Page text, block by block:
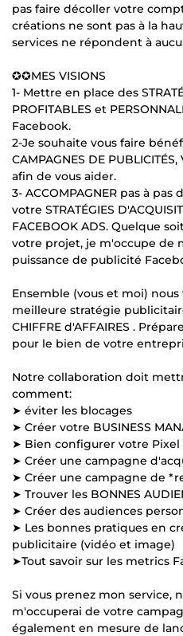
pas faire décoller votre
créations ne sont pas à la
services ne répondent à
✪✪MES VISIONS
1- Mettre en place des
PROFITABLES et
Facebook.
2-Je souhaite vous faire
CAMPAGNES DE
afin de vous aider.
3- ACCOMPAGNER pas à
votre STRATÉGIES
FACEBOOK ADS. Quelque
votre projet, je m'occupe de
puissance de publicité
Ensemble (vous et moi)
meilleure stratégie
CHIFFRE d'AFFAIRES .
pour le bien de votre
Notre collaboration doit
comment:
➤ éviter les blocages
➤ Créer votre BUSINESS
➤ Bien configurer votre Pixel
➤ Créer une campagne
➤ Créer une campagne de
➤ Trouver les BONNES
➤ Créer des audiences
➤ Les bonnes pratiques en
publicitaire (vidéo et image)
➤Tout savoir sur les metrics
Si vous prenez mon service,
m'occuperai de votre
également en mesure de